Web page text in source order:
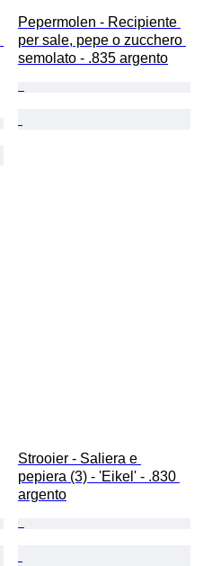
Pepermolen - Recipiente
per sale, pepe o zucchero
semolato - .835 argento
Strooier - Saliera e
pepiera (3) - 'Eikel' - .830
argento